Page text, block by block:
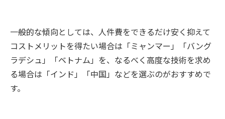
一般的な傾向としては、人件費をできるだけ安く抑えて
コストメリットを得たい場合は「ミャンマー」「バング
ラデシュ」「ベトナム」を、なるべく高度な技術を求め
る場合は「インド」「中国」などを選ぶのがおすすめで
す。